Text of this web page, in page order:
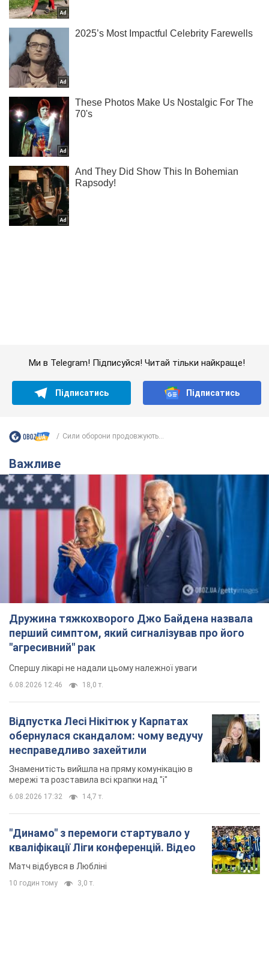
Дружина тяжкохворого Джо Байдена назвала
перший симптом, який сигналізував про його
"агресивний" рак
Спершу лікарі не надали цьому належної уваги
6.08.2026 12:46 18,0 т.
Відпустка Лесі Нікітюк у Карпатах
обернулася скандалом: чому ведучу
несправедливо захейтили
Знаменитість вийшла на пряму комунікацію в
кваліфікації Ліги конференцій. Відео
Матч відбувся в Любліні
10 годин тому 3,0 т.